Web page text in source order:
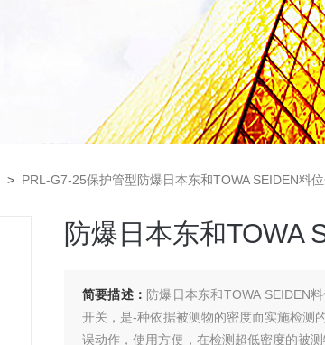
> PRL-G7-25保护管型防爆日本东和TOWA SEIDEN料
防爆日本东和TOWA
简要描述： 防爆日本东和TOWA SEIDEN
开关，是-种依据被测物的密度而实施检测
误动作，使用方便，在检测超低密度的被